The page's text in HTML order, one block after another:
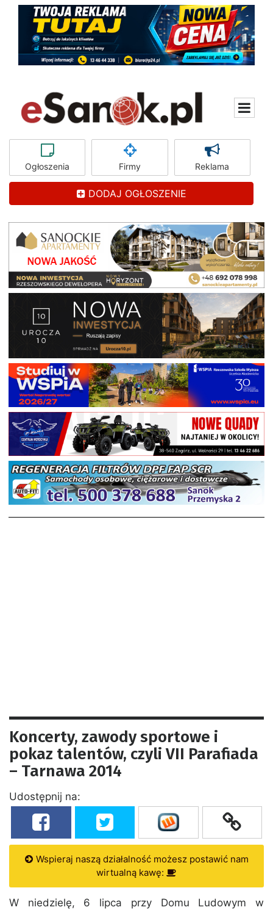
Ogłoszenia Firmy Reklama
DODAJ OGŁOSZENIE
Koncerty, zawody sportowe i
pokaz talentów, czyli VII Parafiada
– Tarnawa 2014
Udostępnij na:
Wspieraj naszą działalność możesz postawić nam
wirtualną kawę:
W niedzielę, 6 lipca przy Domu Ludowym w